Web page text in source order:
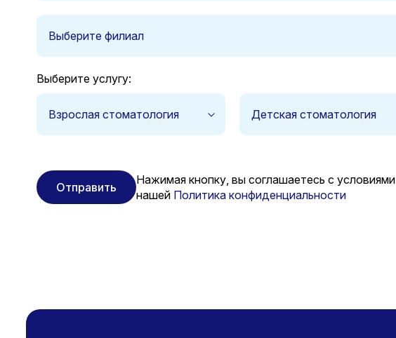
Выберите филиал
Выберите услугу:
Взрослая стоматология Детская стоматология
Отправить
Нажимая кнопку, вы соглашаетесь с условиями
нашей Политика конфиденциальности